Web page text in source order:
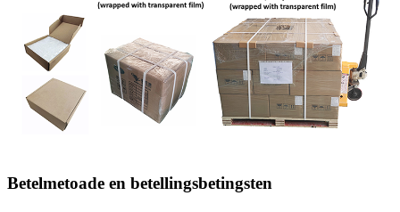
Betelmetoade en betellingsbetingsten